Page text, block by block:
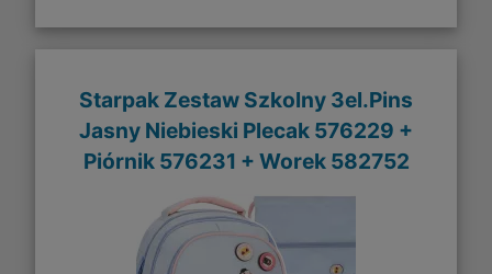
Starpak Zestaw Szkolny 3el.Pins
Jasny Niebieski Plecak 576229 +
Piórnik 576231 + Worek 582752